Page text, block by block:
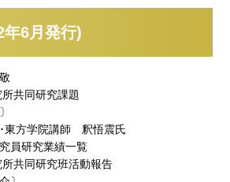
6月発行)
共同研究課題
東方学院講師 釈悟震氏
員研究業績一覧
共同研究班活動報告